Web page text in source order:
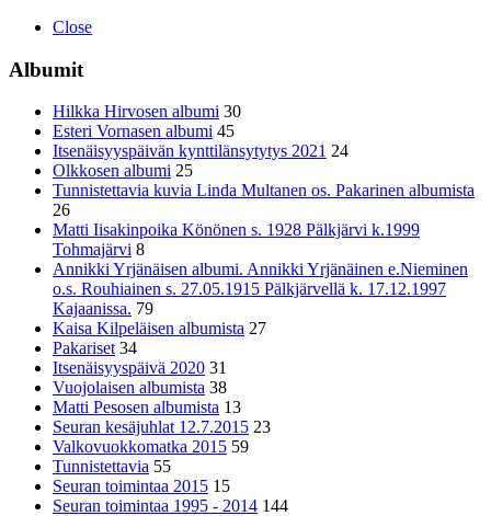
Close
Albumit
Hilkka Hirvosen albumi 30
Esteri Vornasen albumi 45
Itsenäisyyspäivän kynttilänsytytys 2021 24
Olkkosen albumi 25
Tunnistettavia kuvia Linda Multanen os. Pakarinen albumista
26
Matti Iisakinpoika Könönen s. 1928 Pälkjärvi k.1999
Tohmajärvi 8
Annikki Yrjänäisen albumi. Annikki Yrjänäinen e.Nieminen
o.s. Rouhiainen s. 27.05.1915 Pälkjärvellä k. 17.12.1997
Kajaanissa. 79
Kaisa Kilpeläisen albumista 27
Pakariset 34
Itsenäisyyspäivä 2020 31
Vuojolaisen albumista 38
Matti Pesosen albumista 13
Seuran kesäjuhlat 12.7.2015 23
Valkovuokkomatka 2015 59
Tunnistettavia 55
Seuran toimintaa 2015 15
Seuran toimintaa 1995 - 2014 144